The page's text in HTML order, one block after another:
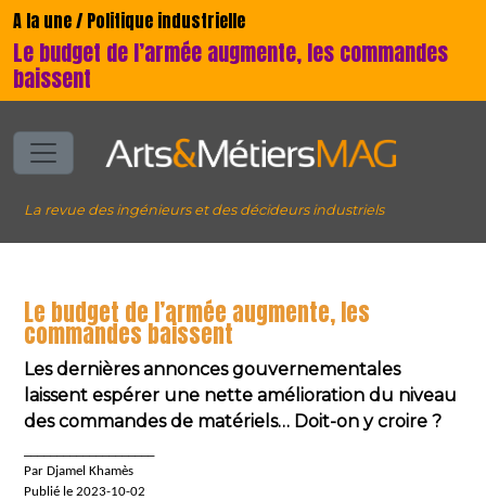
A la une / Politique industrielle
Le budget de l’armée augmente, les commandes
baissent
La revue des ingénieurs et des décideurs industriels
Le budget de l’armée augmente, les
commandes baissent
Les dernières annonces gouvernementales
laissent espérer une nette amélioration du niveau
des commandes de matériels… Doit-on y croire ?
Par Djamel Khamès
Publié le 2023-10-02